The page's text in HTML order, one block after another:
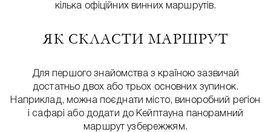
кілька офіційних винних маршрутів.
ЯК СКЛАСТИ МАРШРУТ
Для першого знайомства з країною зазвичай
достатньо двох або трьох основних зупинок.
Наприклад, можна поєднати місто, виноробний регіон
і сафарі або додати до Кейптауна панорамний
маршрут узбережжям.